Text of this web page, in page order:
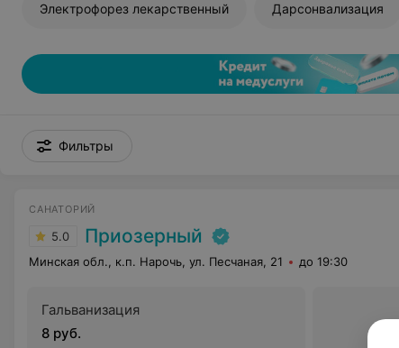
Электрофорез лекарственный Дарсонвализация
Фильтры
САНАТОРИЙ
5.0 Приозерный
Минская обл., к.п. Нарочь, ул. Песчаная, 21 до 19:30
Гальванизация
8 руб.